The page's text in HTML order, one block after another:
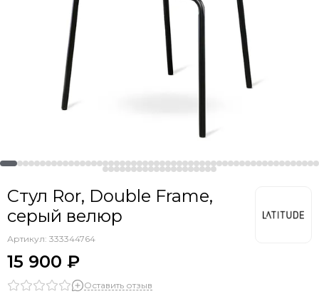
Стул Ror, Double Frame,
серый велюр
Артикул: 333344764
15 900 ₽
Оставить отзыв